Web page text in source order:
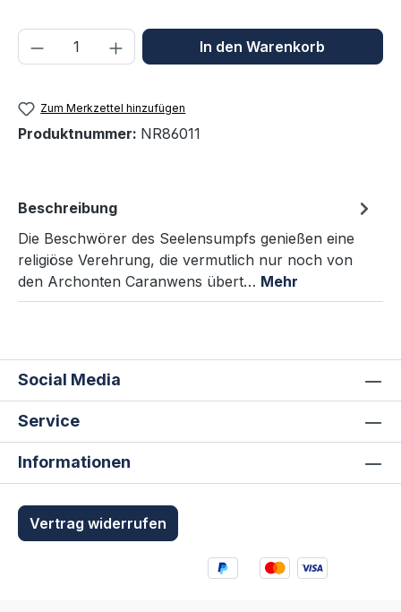
Produkt Anzahl: Gib denIn den Warenkorb
Zum Merkzettel hinzufügen
Produktnummer: NR86011
Beschreibung
Die Beschwörer des Seelensumpfs genießen eine
religiöse Verehrung, die vermutlich nur noch von
den Archonten Caranwens übert… Mehr
Social Media
Service
Informationen
Vertrag widerrufen